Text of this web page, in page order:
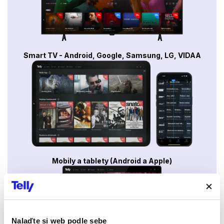
Nalaďte si web podle sebe
Smart TV - Android, Google, Samsung, LG, VIDAA
Mobily a tablety (Android a Apple)